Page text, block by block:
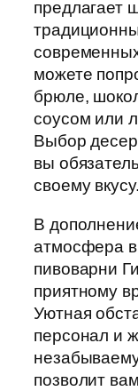
предлагает
можете
брюле,
соусом или
Выбор
вы
своему вкусу.
В
атмосфера
пивоварни
приятному
Уютная
персонал и
позволит